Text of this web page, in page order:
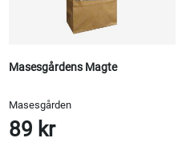
Masesgårdens Magte
Masesgården
89 kr